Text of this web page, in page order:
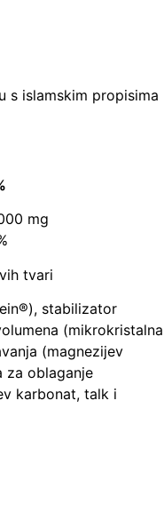
s islamskim propisima
mg
tvari
stabilizator
(mikrokristalna
(magnezijev
za oblaganje
karbonat, talk i